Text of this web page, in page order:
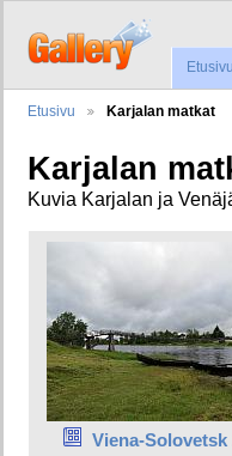
Etusivu
Etusivu Karjalan matkat
Karjalan
Kuvia Karjalan ja
Viena-Solovetsk